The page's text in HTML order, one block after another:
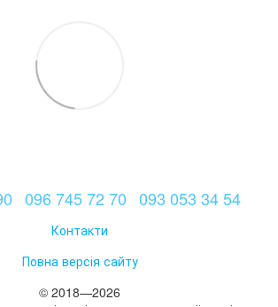
096 745 72 70 093 053 34 54
Контакти
Повна версія сайту
© 2018—2026